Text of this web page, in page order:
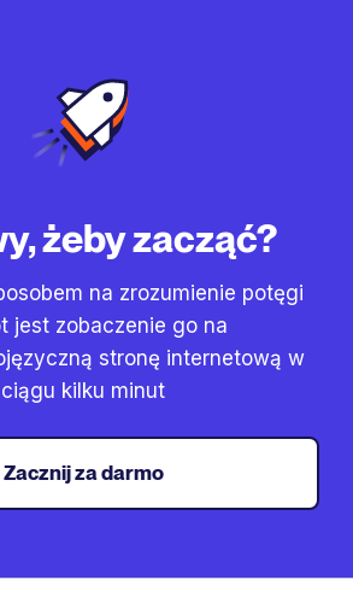
żeby zacząć?
na zrozumienie potęgi
jest zobaczenie go na
stronę internetową w
ciągu kilku minut
Zacznij za darmo